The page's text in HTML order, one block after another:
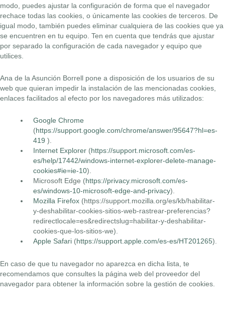
modo, puedes ajustar la configuración de forma que el navegador
rechace todas las cookies, o únicamente las cookies de terceros. De
igual modo, también puedes eliminar cualquiera de las cookies que ya
se encuentren en tu equipo. Ten en cuenta que tendrás que ajustar
por separado la configuración de cada navegador y equipo que
utilices.
Ana de la Asunción Borrell pone a disposición de los usuarios de su
web que quieran impedir la instalación de las mencionadas cookies,
enlaces facilitados al efecto por los navegadores más utilizados:
Google Chrome
(https://support.google.com/chrome/answer/95647?hl=es-
419 ).
Internet Explorer (https://support.microsoft.com/es-
es/help/17442/windows-internet-explorer-delete-manage-
cookies#ie=ie-10).
Microsoft Edge (https://privacy.microsoft.com/es-
es/windows-10-microsoft-edge-and-privacy).
Mozilla Firefox (https://support.mozilla.org/es/kb/habilitar-
y-deshabilitar-cookies-sitios-web-rastrear-preferencias?
redirectlocale=es&redirectslug=habilitar-y-deshabilitar-
cookies-que-los-sitios-we).
Apple Safari (https://support.apple.com/es-es/HT201265).
En caso de que tu navegador no aparezca en dicha lista, te
recomendamos que consultes la página web del proveedor del
navegador para obtener la información sobre la gestión de cookies.